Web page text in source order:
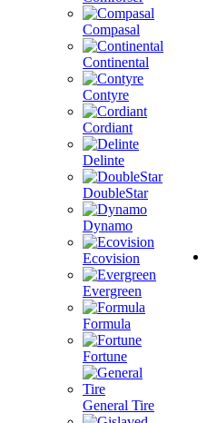
Compasal
Continental
Contyre
Cordiant
Delinte
DoubleStar
Dynamo
Ecovision
Evergreen
Formula
Fortune
General Tire